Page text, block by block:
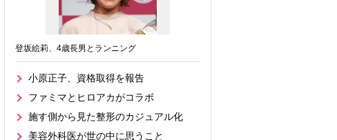
登坂絵莉、4歳長男とランニング
小原正子、資格取得を報告
ファミマとヒロアカがコラボ
施す側から見た整形のカジュアル化
美容外科医が世の中に思うこと